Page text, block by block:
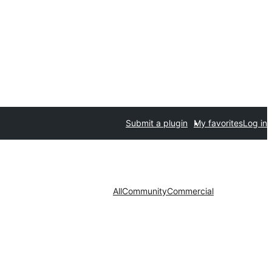
Submit a plugin My favoritesLog in
AllCommunityCommercial